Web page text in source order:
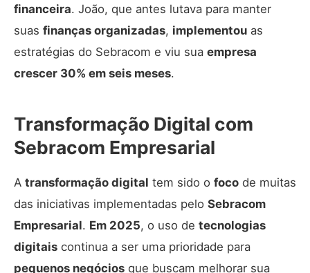
financeira. João, que antes lutava para manter
suas finanças organizadas, implementou as
estratégias do Sebracom e viu sua empresa
crescer 30% em seis meses.
Transformação Digital com
Sebracom Empresarial
A transformação digital tem sido o foco de muitas
das iniciativas implementadas pelo Sebracom
Empresarial. Em 2025, o uso de tecnologias
digitais continua a ser uma prioridade para
pequenos negócios que buscam melhorar sua